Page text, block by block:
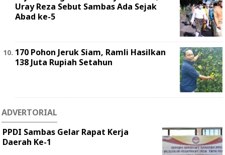
Uray Reza Sebut Sambas Ada Sejak
Abad ke-5
170 Pohon Jeruk Siam, Ramli Hasilkan
138 Juta Rupiah Setahun
ADVERTORIAL
PPDI Sambas Gelar Rapat Kerja
Daerah Ke-1